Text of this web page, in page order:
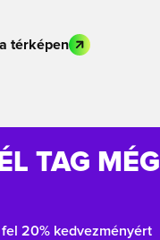
térképen
TAG MÉG
20% kedvezményért